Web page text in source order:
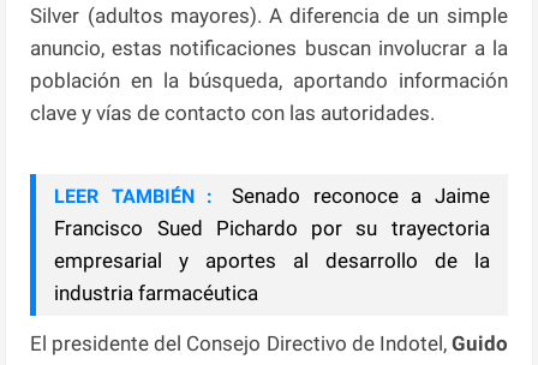
Silver (adultos mayores). A diferencia de un simple
anuncio, estas notificaciones buscan involucrar a la
población en la búsqueda, aportando información
clave y vías de contacto con las autoridades.
LEER TAMBIÉN :
Senado reconoce a Jaime
Francisco Sued Pichardo por su trayectoria
empresarial y aportes al desarrollo de la
industria farmacéutica
El presidente del Consejo Directivo de Indotel, Guido